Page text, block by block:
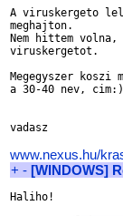
A viruskergeto
meghajton.
Nem hittem
viruskergetot.
Megegyszer
a 30-40 nev,
vadasz
www.nexus.hu/
+ - [WINDOWS]
Haliho!